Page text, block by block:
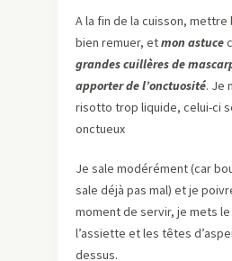
A la fin de la cuisson, mettre
bien remuer, etmon astuce
grandes cuillères de
apporter de l’onctuosité. Je
risotto trop liquide, celui-ci
onctueux
Je sale modérément (car
sale déjà pas mal) et je
moment de servir, je mets
l’assiette et les têtes
dessus.